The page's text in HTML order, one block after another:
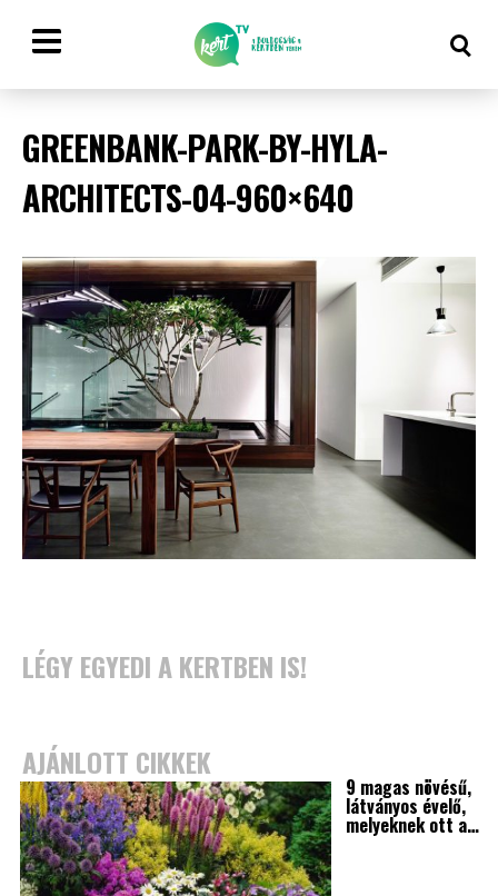
GREENBANK-PARK-BY-HYLA-
ARCHITECTS-04-960×640
LÉGY EGYEDI A KERTBEN IS!
AJÁNLOTT CIKKEK
9 magas növésű,
látványos évelő,
melyeknek ott a…